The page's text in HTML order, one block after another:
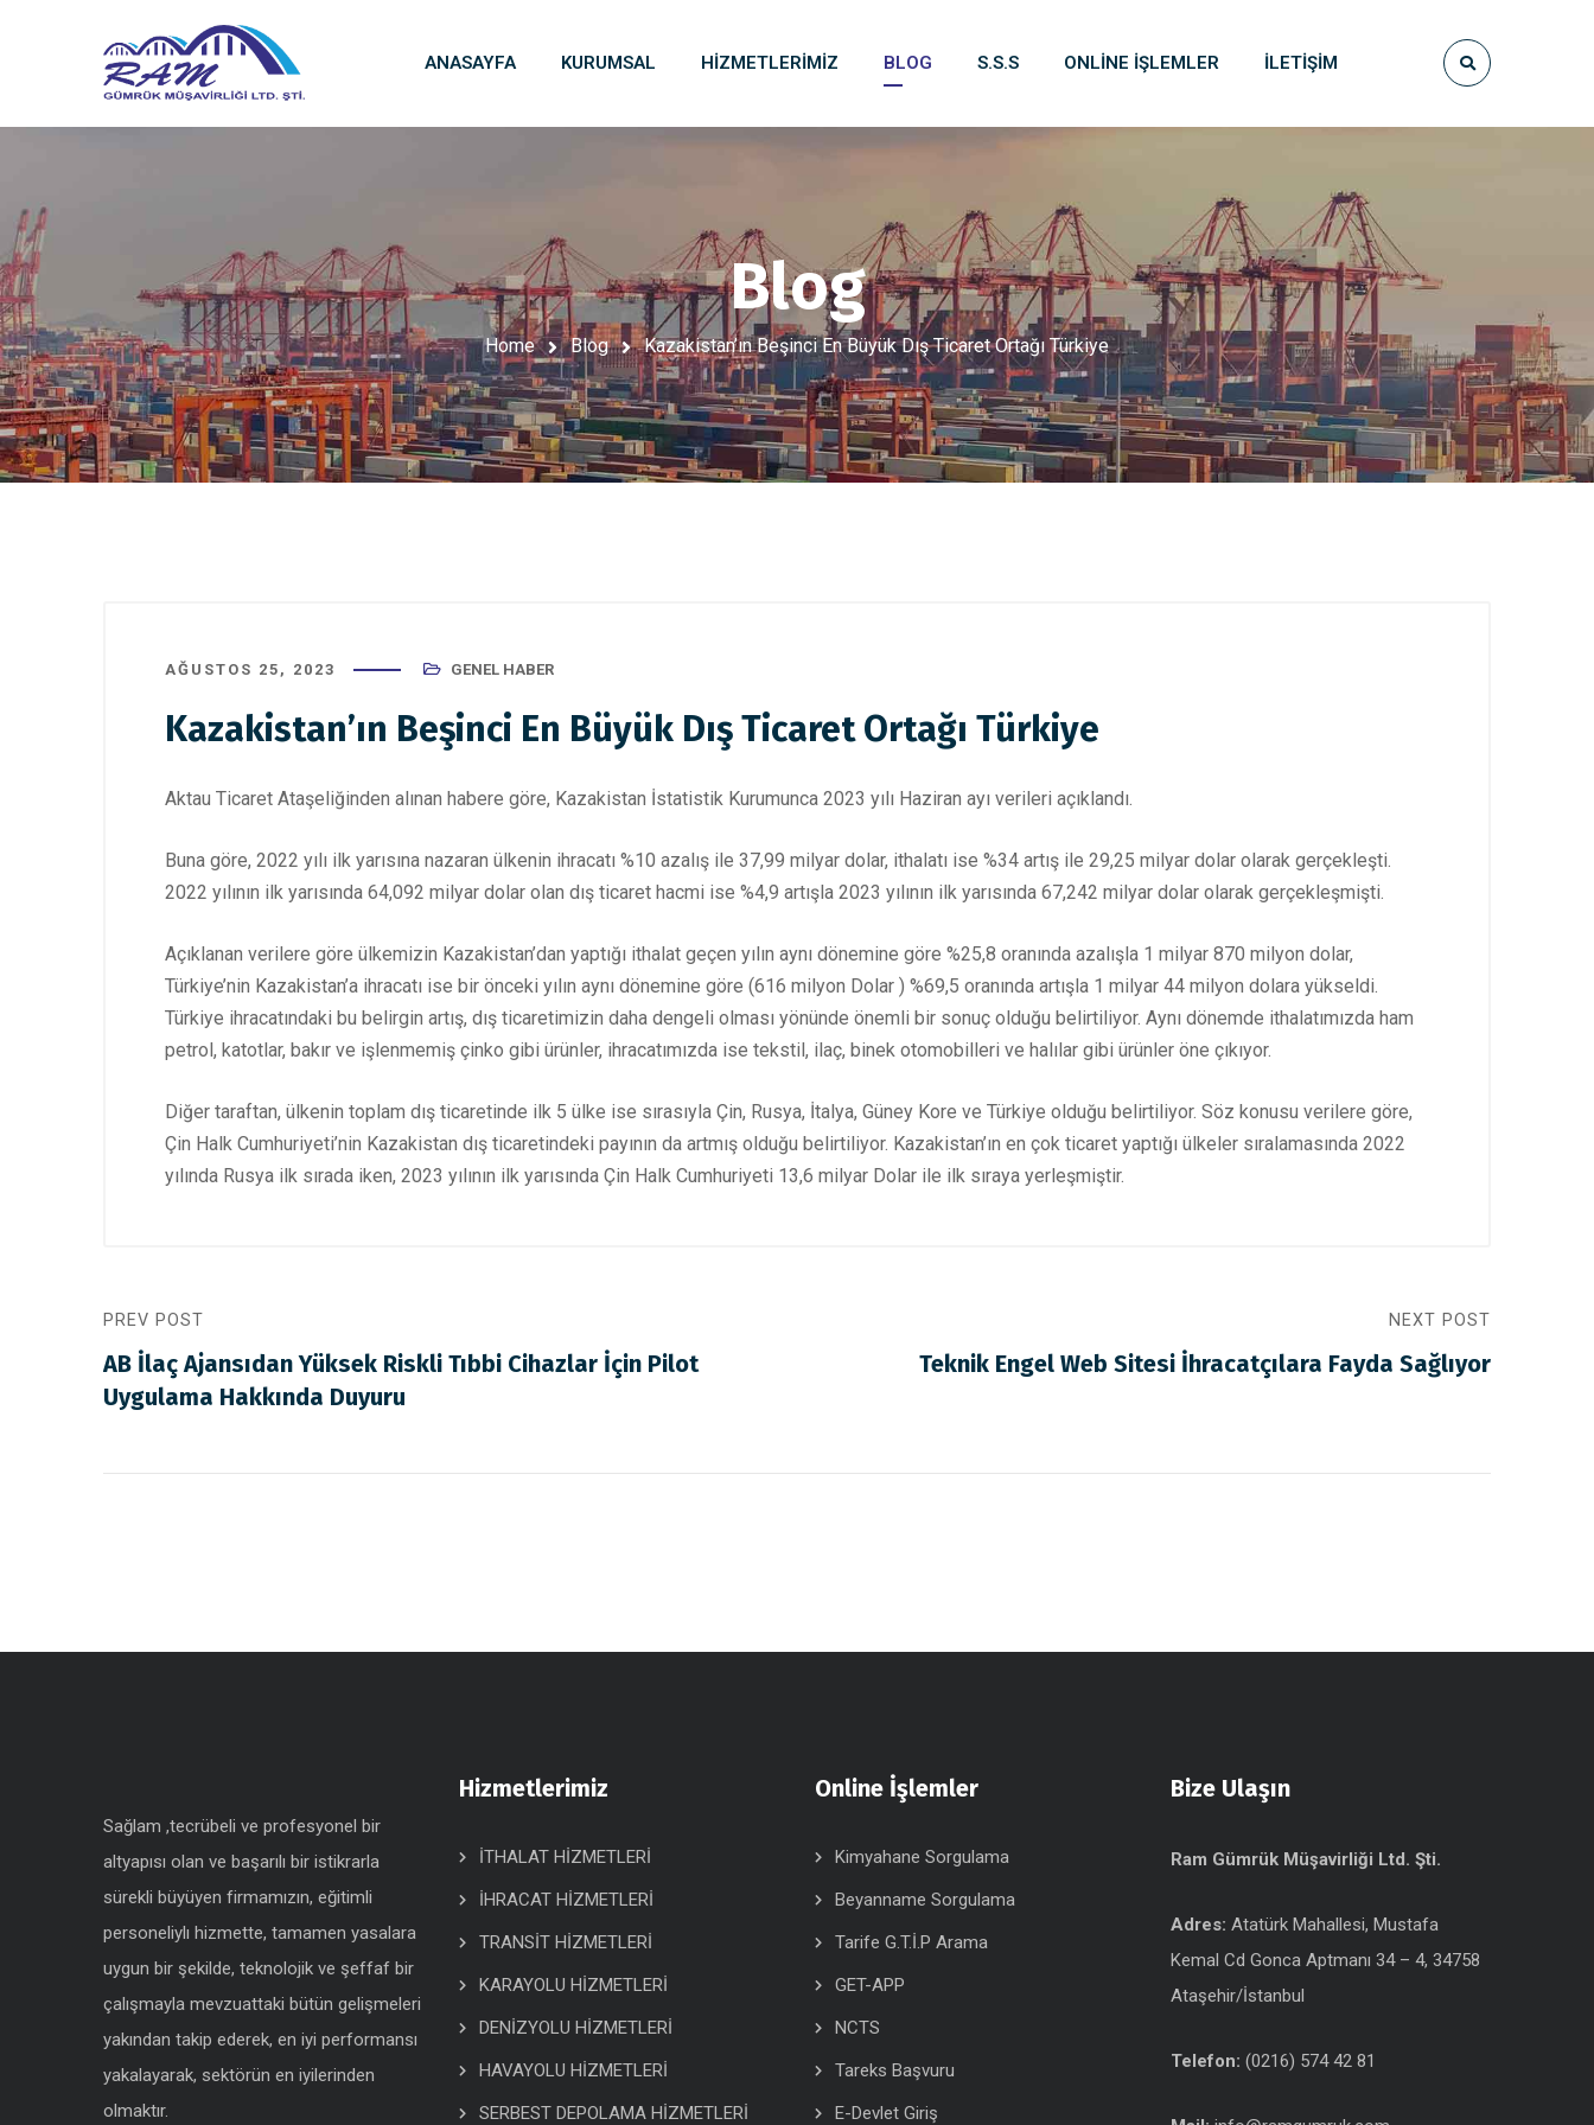
ANASAYFA KURUMSAL HIZMETLERIMIZ BLOG S.S.S ONLINE İŞLEMLER İLETIŞIM
Blog
Home Blog Kazakistan’ın Beşinci En Büyük Dış Ticaret Ortağı Türkiye
AĞUSTOS 25, 2023 GENEL HABER
Kazakistan’ın Beşinci En Büyük Dış Ticaret Ortağı Türkiye
Aktau Ticaret Ataşeliğinden alınan habere göre, Kazakistan İstatistik Kurumunca 2023 yılı Haziran ayı verileri açıklandı.
Buna göre, 2022 yılı ilk yarısına nazaran ülkenin ihracatı %10 azalış ile 37,99 milyar dolar, ithalatı ise %34 artış ile 29,25 milyar dolar olarak gerçekleşti.
2022 yılının ilk yarısında 64,092 milyar dolar olan dış ticaret hacmi ise %4,9 artışla 2023 yılının ilk yarısında 67,242 milyar dolar olarak gerçekleşmişti.
Açıklanan verilere göre ülkemizin Kazakistan’dan yaptığı ithalat geçen yılın aynı dönemine göre %25,8 oranında azalışla 1 milyar 870 milyon dolar,
Türkiye’nin Kazakistan’a ihracatı ise bir önceki yılın aynı dönemine göre (616 milyon Dolar ) %69,5 oranında artışla 1 milyar 44 milyon dolara yükseldi.
Türkiye ihracatındaki bu belirgin artış, dış ticaretimizin daha dengeli olması yönünde önemli bir sonuç olduğu belirtiliyor. Aynı dönemde ithalatımızda ham
petrol, katotlar, bakır ve işlenmemiş çinko gibi ürünler, ihracatımızda ise tekstil, ilaç, binek otomobilleri ve halılar gibi ürünler öne çıkıyor.
Diğer taraftan, ülkenin toplam dış ticaretinde ilk 5 ülke ise sırasıyla Çin, Rusya, İtalya, Güney Kore ve Türkiye olduğu belirtiliyor. Söz konusu verilere göre,
Çin Halk Cumhuriyeti’nin Kazakistan dış ticaretindeki payının da artmış olduğu belirtiliyor. Kazakistan’ın en çok ticaret yaptığı ülkeler sıralamasında 2022
yılında Rusya ilk sırada iken, 2023 yılının ilk yarısında Çin Halk Cumhuriyeti 13,6 milyar Dolar ile ilk sıraya yerleşmiştir.
PREV POST
AB İlaç Ajansıdan Yüksek Riskli Tıbbi Cihazlar İçin Pilot
Uygulama Hakkında Duyuru
NEXT POST
Teknik Engel Web Sitesi İhracatçılara Fayda Sağlıyor
Sağlam ,tecrübeli ve profesyonel bir
altyapısı olan ve başarılı bir istikrarla
sürekli büyüyen firmamızın, eğitimli
personeliylı hizmette, tamamen yasalara
uygun bir şekilde, teknolojik ve şeffaf bir
çalışmayla mevzuattaki bütün gelişmeleri
yakından takip ederek, en iyi performansı
yakalayarak, sektörün en iyilerinden
olmaktır.
Hizmetlerimiz
İTHALAT HİZMETLERİ
İHRACAT HİZMETLERİ
TRANSİT HİZMETLERİ
KARAYOLU HİZMETLERİ
DENİZYOLU HİZMETLERİ
HAVAYOLU HİZMETLERİ
SERBEST DEPOLAMA HİZMETLERİ
Online İşlemler
Kimyahane Sorgulama
Beyanname Sorgulama
Tarife G.T.İ.P Arama
GET-APP
NCTS
Tareks Başvuru
E-Devlet Giriş
Bize Ulaşın
Ram Gümrük Müşavirliği Ltd. Şti.
Adres: Atatürk Mahallesi, Mustafa
Kemal Cd Gonca Aptmanı 34 – 4, 34758
Ataşehir/İstanbul
Telefon: (0216) 574 42 81